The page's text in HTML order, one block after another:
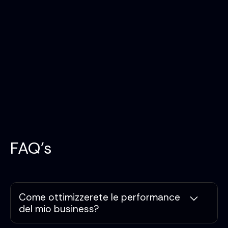
FAQ's
Come ottimizzerete le performance
del mio business?